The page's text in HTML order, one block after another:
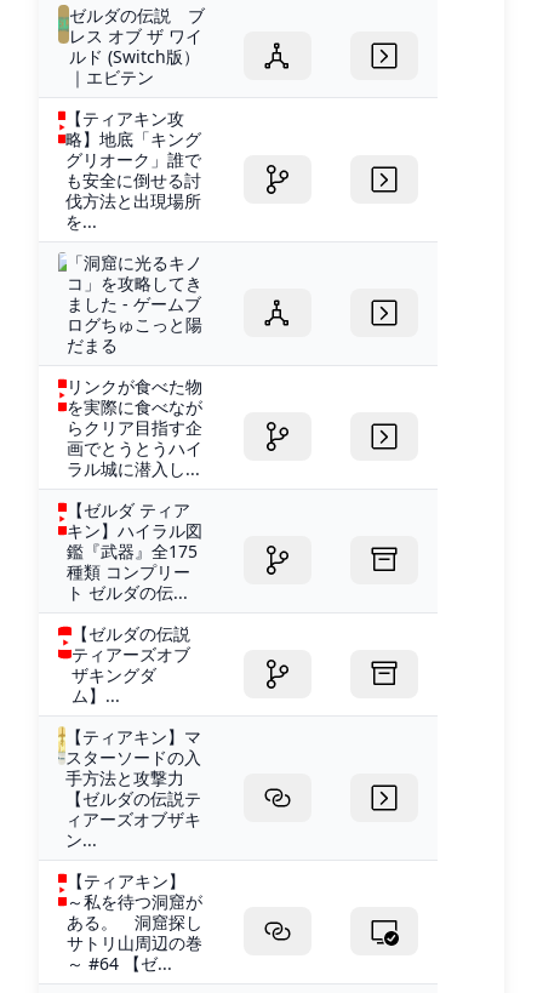
ゼルダの伝説 ブ
レス オブ ザ ワイ
ルド (Switch版）
｜エビテン
【ティアキン攻
略】地底「キング
グリオーク」誰で
も安全に倒せる討
伐方法と出現場所
を...
「洞窟に光るキノ
コ」を攻略してき
ました - ゲームブ
ログちゅこっと陽
だまる
リンクが食べた物
を実際に食べなが
らクリア目指す企
画でとうとうハイ
ラル城に潜入し...
【ゼルダ ティア
キン】ハイラル図
鑑『武器』全175
種類 コンプリー
ト ゼルダの伝...
【ゼルダの伝説
ティアーズオブ
ザキングダ
ム】...
【ティアキン】マ
スターソードの入
手方法と攻撃力
【ゼルダの伝説テ
ィアーズオブザキ
ン...
【ティアキン】
～私を待つ洞窟が
ある。 洞窟探し
サトリ山周辺の巻
～ #64 【ゼ...